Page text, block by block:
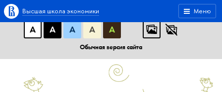
A A A АБB
АБB
А
А А А А
Обычная версия сайта
Меню
Высшая школа экономики